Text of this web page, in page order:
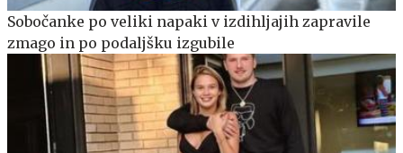
Sobočanke po veliki napaki v izdihljajih zapravile
zmago in po podaljšku izgubile